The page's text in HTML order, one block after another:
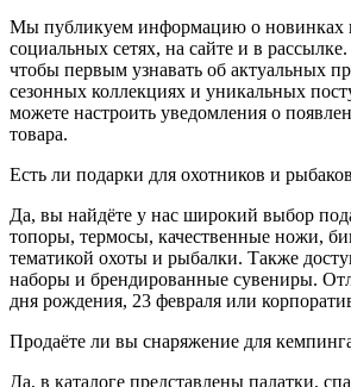
Мы публикуем информацию о новинках
социальных сетях, на сайте и в
чтобы первым узнавать об актуальных
сезонных коллекциях и уникальных
можете настроить уведомления о
товара.
Есть ли подарки для охотников и
Да, вы найдёте у нас широкий выбор
топоры, термосы, качественные ножи,
тематикой охоты и рыбалки. Также
наборы и брендированные сувениры.
дня рождения, 23 февраля или
Продаёте ли вы снаряжение для
Да, в каталоге представлены палатки,